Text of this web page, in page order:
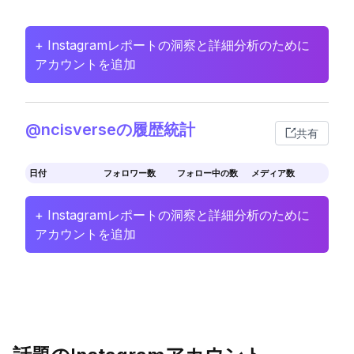
+ Instagramレポートの洞察と詳細分析のために
アカウントを追加
@ncisverseの履歴統計 共有
日付 フォロワー数 フォロー中の数 メディア数
+ Instagramレポートの洞察と詳細分析のために
アカウントを追加